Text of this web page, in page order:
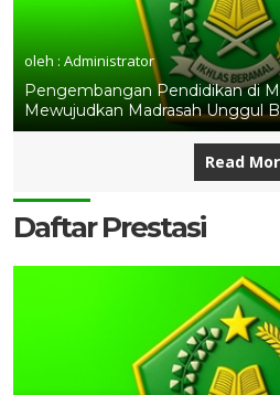
oleh : Administrator
Pengembangan Pendidikan di
Mewujudkan Madrasah Unggul
Read
Daftar Prestasi